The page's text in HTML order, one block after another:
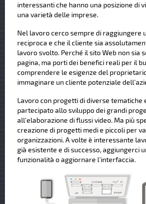
interessanti che hanno una posizione di
una varietà delle imprese.
Nel lavoro cerco sempre di raggiungere
reciproca e che il cliente sia
lavoro svolto. Perché il sito Web non sia
pagina, ma porti dei benefici reali per il
comprendere le esigenze del
immaginare un cliente potenziale
Lavoro con progetti di diverse tematiche
partecipato allo sviluppo dei grandi
all'elaborazione di flussi video. Ma più
creazione di progetti medi e piccoli per
organizzazioni. A volte è interessante
già esistente e di successo, aggiungerci
funzionalità o aggiornare l'interfaccia.